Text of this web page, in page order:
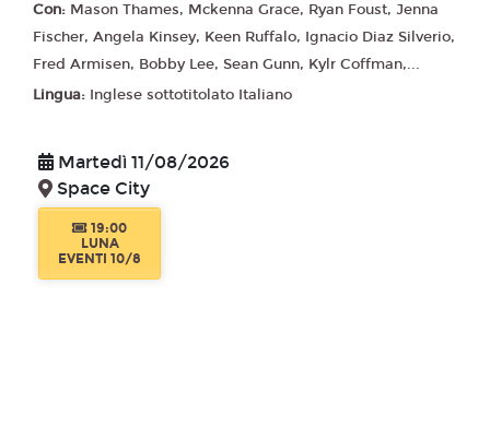
Con: Mason Thames, Mckenna Grace, Ryan Foust, Jenna
Fischer, Angela Kinsey, Keen Ruffalo, Ignacio Diaz Silverio,
Fred Armisen, Bobby Lee, Sean Gunn, Kylr Coffman,...
Lingua: Inglese sottotitolato Italiano
Martedì 11/08/2026
Space City
19:00
LUNA
EVENTI 10/8